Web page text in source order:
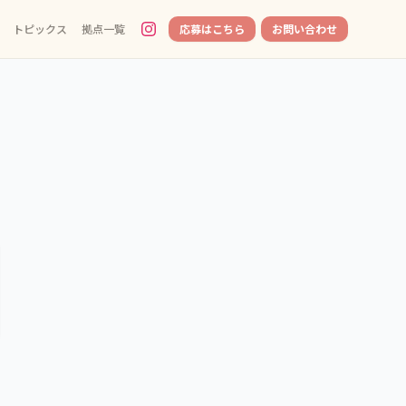
トピックス 拠点一覧 応募はこちら お問い合わせ